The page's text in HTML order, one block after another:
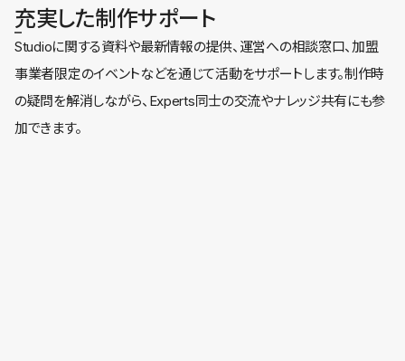
充実した制作サポート
Studioに関する資料や最新情報の提供、運営への相談窓口、加盟
事業者限定のイベントなどを通じて活動をサポートします。制作時
の疑問を解消しながら、Experts同士の交流やナレッジ共有にも参
加できます。